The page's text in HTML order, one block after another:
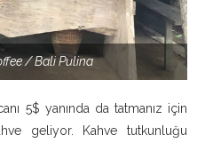
/ Bali Pulina
5$ yanında da tatmanız için
geliyor. Kahve tutkunluğu